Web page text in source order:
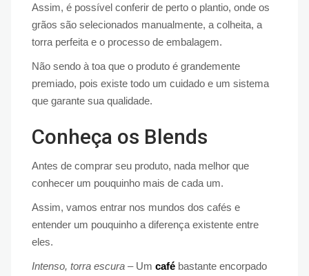
Assim, é possível conferir de perto o plantio, onde os
grãos são selecionados manualmente, a colheita, a
torra perfeita e o processo de embalagem.
Não sendo à toa que o produto é grandemente
premiado, pois existe todo um cuidado e um sistema
que garante sua qualidade.
Conheça os Blends
Antes de comprar seu produto, nada melhor que
conhecer um pouquinho mais de cada um.
Assim, vamos entrar nos mundos dos cafés e
entender um pouquinho a diferença existente entre
eles.
Intenso, torra escura – Um café bastante encorpado